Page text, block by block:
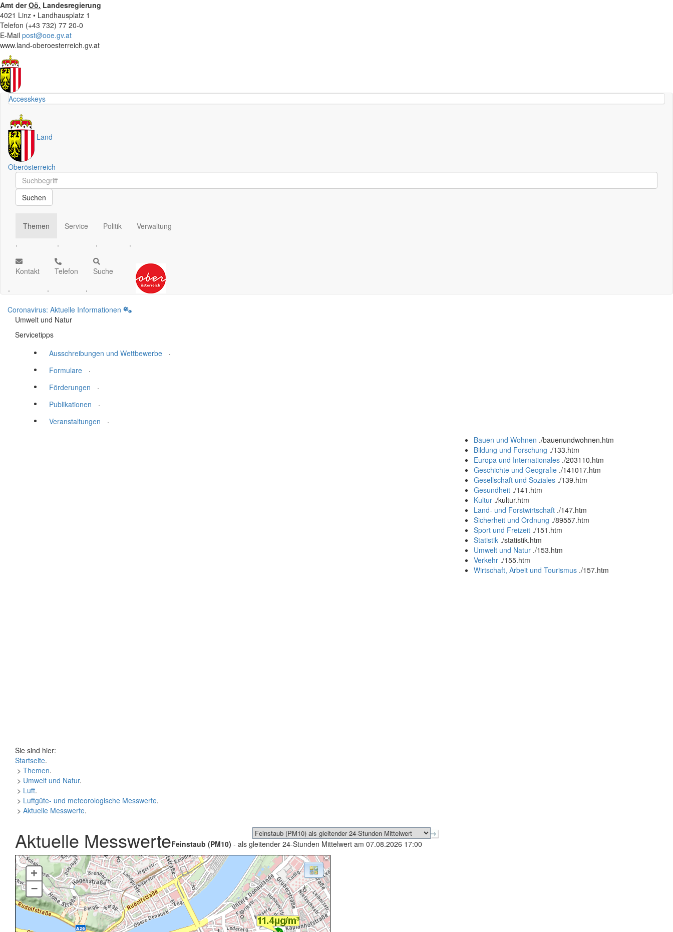
Amt derOö. Landesregierung
4021 Linz • Landhausplatz 1
Telefon (+43 732) 77 20-0
E-Mail post@ooe.gv.at
www.land-oberoesterreich.gv.at
Accesskeys
Land
Oberösterreich
Schnellsuche
Schnellsuche
Suchen
Themen
.
Service
.
Politik
.
Verwaltung
.
Kontakt
.
Telefon
.
Suche
.
Coronavirus: Aktuelle Informationen
Umwelt und Natur
Servicetipps
Ausschreibungen und Wettbewerbe
.
Formulare
.
Förderungen
.
Publikationen
.
Veranstaltungen
.
Bauen und Wohnen ./bauenundwohnen.htm
Bildung und Forschung ./133.htm
Europa und Internationales ./203110.htm
Geschichte und Geografie ./141017.htm
Gesellschaft und Soziales ./139.htm
Gesundheit ./141.htm
Kultur ./kultur.htm
Land- und Forstwirtschaft ./147.htm
Sicherheit und Ordnung ./89557.htm
Sport und Freizeit ./151.htm
Statistik ./statistik.htm
Umwelt und Natur ./153.htm
Verkehr ./155.htm
Wirtschaft, Arbeit und Tourismus ./157.htm
Sie sind hier:
Startseite.
> Themen.
> Umwelt und Natur.
> Luft.
> Luftgüte- und meteorologische Messwerte.
> Aktuelle Messwerte.
Aktuelle MesswerteFeinstaub (PM10) - als gleitender 24-Stunden Mittelwert am 07.08.2026 17:00
+
–